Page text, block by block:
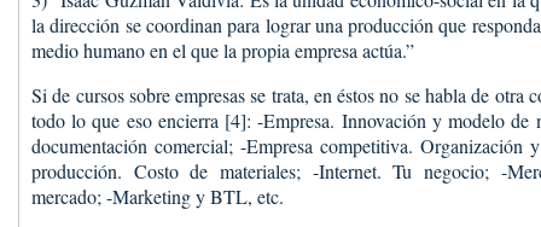
la dirección se coordinan para lograr una producción que
medio humano en el que la propia empresa actúa.”
Si de cursos sobre empresas se trata, en éstos no se habla de otra
todo lo que eso encierra [4]: -Empresa. Innovación y modelo de
documentación comercial; -Empresa competitiva. Organización
producción. Costo de materiales; -Internet. Tu negocio; -
mercado; -Marketing y BTL, etc.